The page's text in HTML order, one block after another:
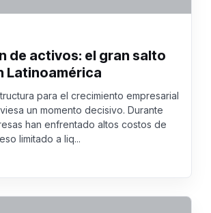
de activos: el gran salto
Latinoamérica
para el crecimiento empresarial
un momento decisivo. Durante
han enfrentado altos costos de
limitado a liq...